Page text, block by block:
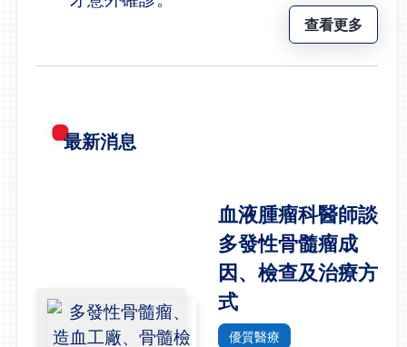
癒後，抽血數值逐步回
穩，是常見的醫學現象；
斷為肺炎住院。經抗生素
治療後，肺部發炎明顯改
善，X光也恢復正常，但
抽血結果中的白血球數值
卻持續偏高。醫研部主任
暨血液腫瘤科主治醫師柯
萬盛察覺異狀，進一步安
查看更多
最新消息
血液腫瘤科醫師談
多發性骨髓瘤成
因、檢查及治療方
式
優質醫療